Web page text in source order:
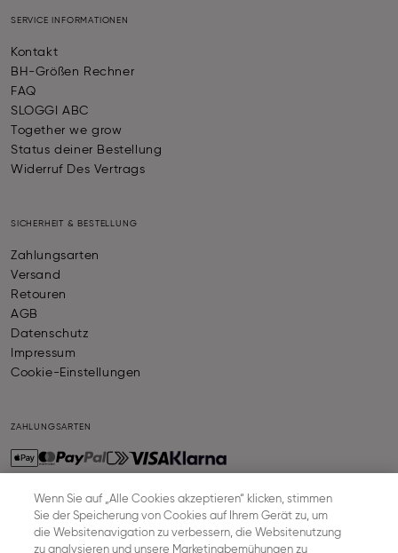
SERVICE INFORMATIONEN
Kontakt
BH-Größen Rechner
FAQ
SLOGGI ABC
Together we grow
Status deiner Bestellung
Widerruf Des Vertrags
SICHERHEIT & BESTELLUNG
Zahlungsarten
Versand
Retouren
AGB
Datenschutz
Impressum
Cookie-Einstellungen
ZAHLUNGSARTEN
VERSAND
Wenn Sie auf „Alle Cookies akzeptieren“ klicken, stimmen
Sie der Speicherung von Cookies auf Ihrem Gerät zu, um
die Websitenavigation zu verbessern, die Websitenutzung
zu analysieren und unsere Marketingbemühungen zu